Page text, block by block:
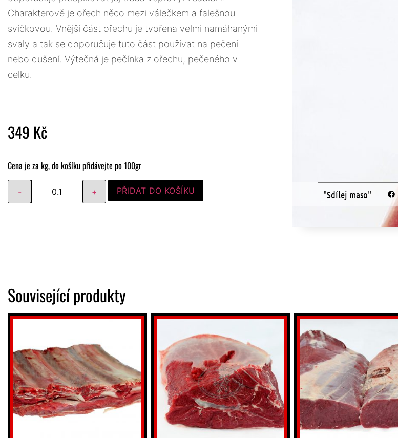
Charakterově je ořech něco mezi válečkem a falešnou
svíčkovou. Vnější část ořechu je tvořena velmi namáhanými
svaly a tak se doporučuje tuto část používat na pečení
nebo dušení. Výtečná je pečínka z ořechu, pečeného v
celku.
349 Kč
Cena je za kg, do košíku přidávejte po 100gr
PŘIDAT DO KOŠÍKU "Sdílej maso"
Související produkty